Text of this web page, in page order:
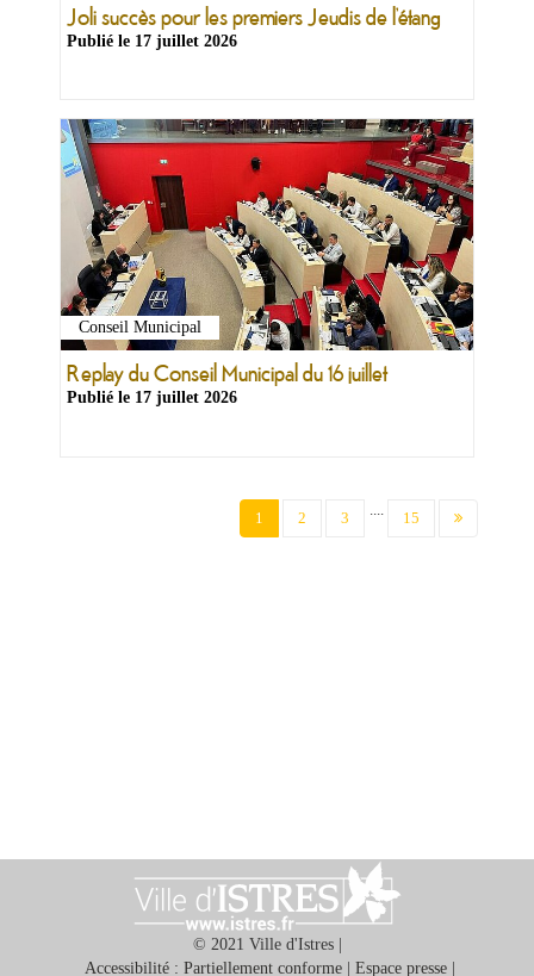
Joli succès pour les premiers Jeudis de l’étang
Publié le 17 juillet 2026
Conseil Municipal
Replay du Conseil Municipal du 16 juillet
Publié le 17 juillet 2026
1 (current)
2 3 .... 15
© 2021 Ville d'Istres |
Accessibilité : Partiellement conforme| Espace presse|